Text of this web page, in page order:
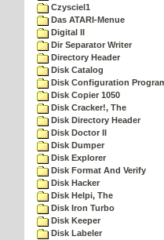
Czysciel1
Das ATARI-Menue
Digital II
Dir Separator Writer
Directory Header
Disk Catalog
Disk Configuration
Disk Copier 1050
Disk Cracker!, The
Disk Directory Header
Disk Doctor II
Disk Dumper
Disk Explorer
Disk Format And Verify
Disk Hacker
Disk Helpi, The
Disk Iron Turbo
Disk Keeper
Disk Labeler